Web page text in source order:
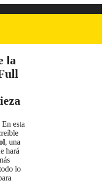
la
esta
, una
hará
lo